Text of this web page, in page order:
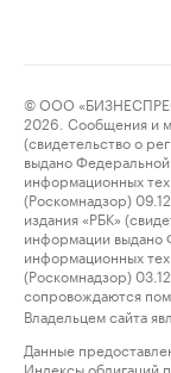
© ООО
2026. Сообщения и
(свидетельство о
выдано
информационных
(Роскомнадзор)
издания «РБК»
информации выдано
информационных
(Роскомнадзор)
сопровождаются
Владельцем сайта
Данные
Индексы облигаций